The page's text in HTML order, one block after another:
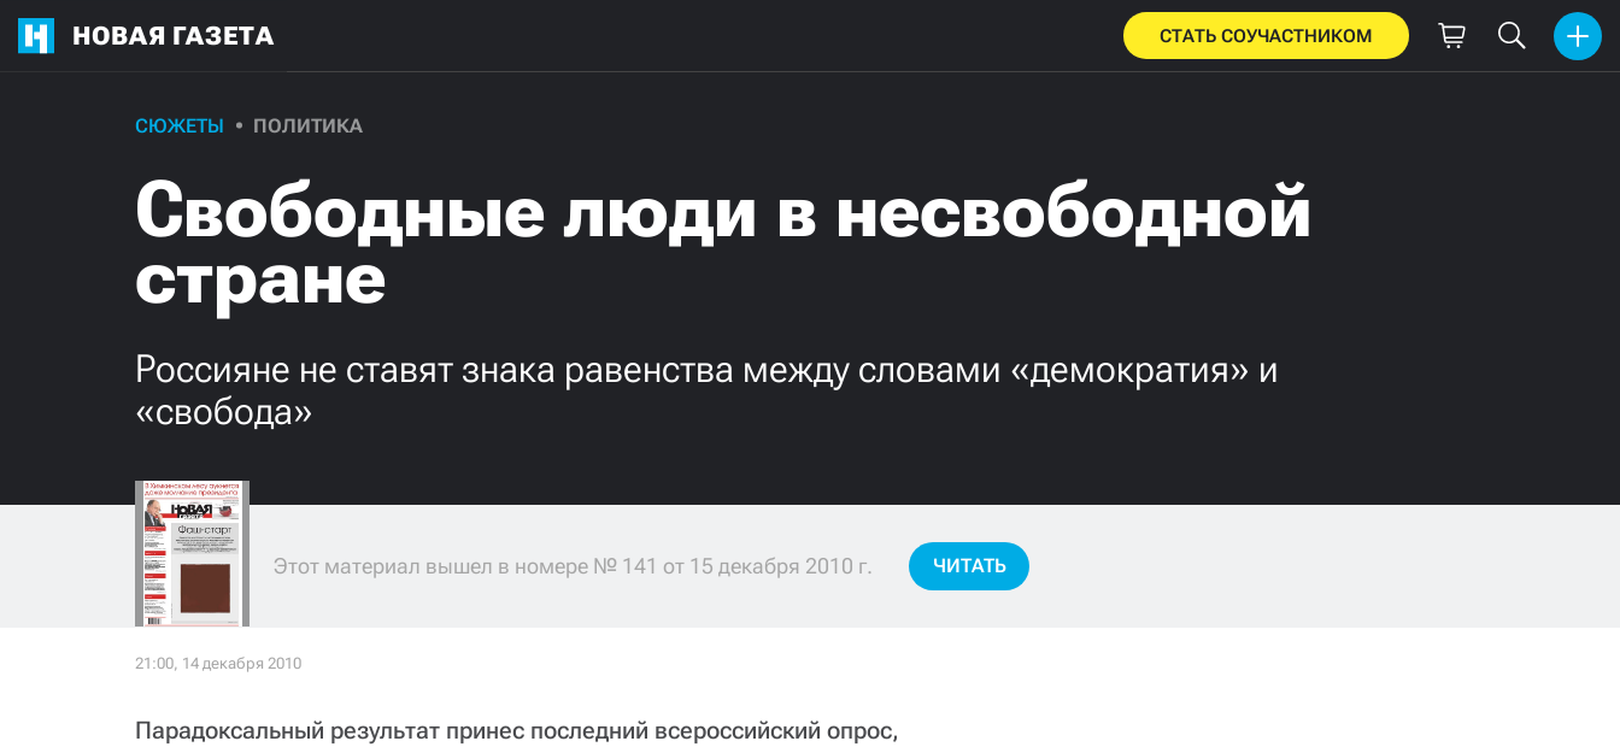
НОВАЯ ГАЗЕТА СТАТЬ СОУЧАСТНИКОМ
СЮЖЕТЫ ПОЛИТИКА
Свободные люди в несвободной
стране
Россияне не ставят знака равенства между словами «демократия» и
«свобода»
Этот материал вышел в номере № 141 от 15 декабря 2010 г. ЧИТАТЬ
Парадоксальный результат принес последний всероссийский опрос,